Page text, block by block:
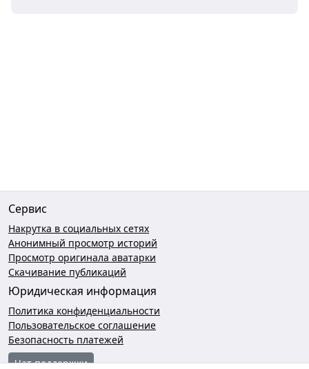
Сервис
Накрутка в социальных сетях
Анонимный просмотр историй
Просмотр оригинала аватарки
Скачивание публикаций
Юридическая информация
Политика конфиденциальности
Пользовательское соглашение
Безопасность платежей
Чат поддержки